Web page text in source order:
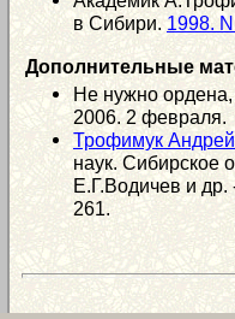
в Сибири.1998.
Дополнительные
Не нужно
2006. 2 февраля.
Трофимук
наук. Сибирское
Е.Г.Водичев и др.
261.